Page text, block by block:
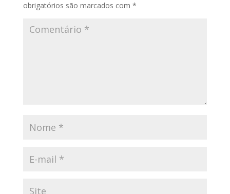
obrigatórios são marcados com *